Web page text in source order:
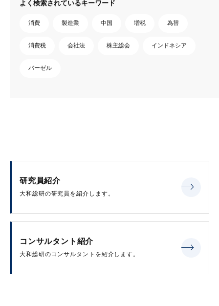
よく検索されているキーワード
消費 製造業 中国 増税 為替
消費税 会社法 株主総会 インドネシア
バーゼル
研究員紹介
大和総研の研究員を紹介します。
コンサルタント紹介
大和総研のコンサルタントを紹介します。